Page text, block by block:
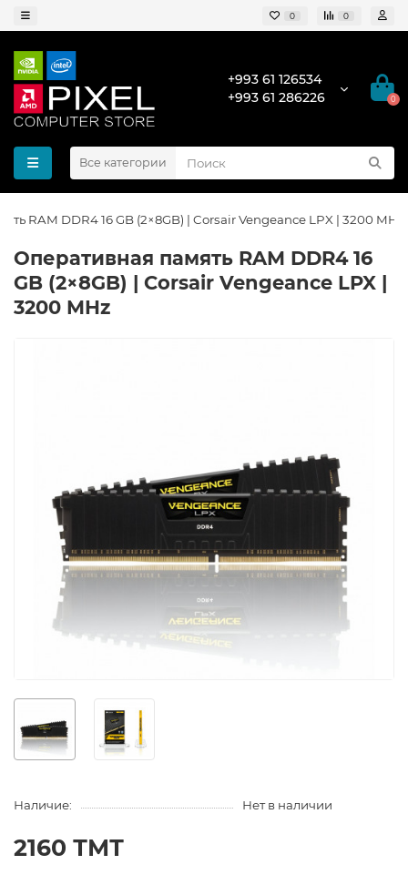
0 0
+993 61 126534
+993 61 286226
0
Все категории
RAM DDR4 16 GB (2×8GB) | Corsair Vengeance LPX | 3200 MHz
Оперативная память RAM DDR4 16
GB (2×8GB) | Corsair Vengeance LPX |
3200 MHz
Наличие: Нет в наличии
2160 ТМТ